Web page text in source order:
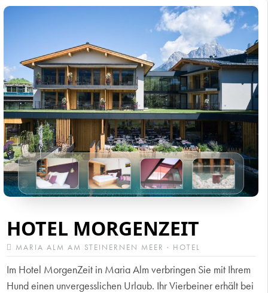
HOTEL MORGENZEIT
MARIA ALM AM STEINERNEN MEER · HOTEL
Im Hotel MorgenZeit in Maria Alm verbringen Sie mit Ihrem
Hund einen unvergesslichen Urlaub. Ihr Vierbeiner erhält bei